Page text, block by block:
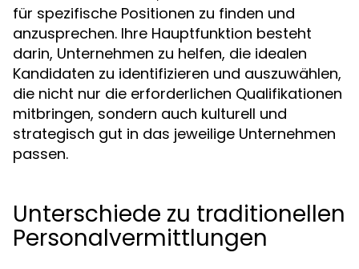
für spezifische Positionen zu finden und
anzusprechen. Ihre Hauptfunktion besteht
darin, Unternehmen zu helfen, die idealen
Kandidaten zu identifizieren und auszuwählen,
die nicht nur die erforderlichen Qualifikationen
mitbringen, sondern auch kulturell und
strategisch gut in das jeweilige Unternehmen
passen.
Unterschiede zu traditionellen
Personalvermittlungen